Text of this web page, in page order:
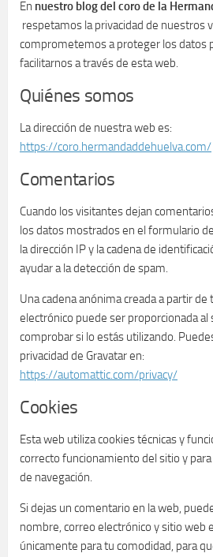
En nuestro blog del coro de la
respetamos la privacidad de nuestros
comprometemos a proteger los datos
facilitarnos a través de esta web.
Quiénes somos
La dirección de nuestra web es:
https://coro.hermandaddehuelva.com/
Comentarios
Cuando los visitantes dejan
los datos mostrados en el formulario
la dirección IP y la cadena de
ayudar a la detección de spam.
Una cadena anónima creada a partir
electrónico puede ser proporcionada al
comprobar si lo estás utilizando.
privacidad de Gravatar en:
https://automattic.com/privacy/
Cookies
Esta web utiliza cookies técnicas y
correcto funcionamiento del sitio y
de navegación.
Si dejas un comentario en la web,
nombre, correo electrónico y sitio web
únicamente para tu comodidad, para